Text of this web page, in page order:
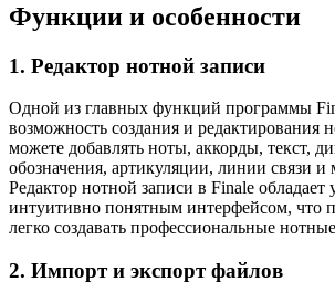
Функции и особенности
1. Редактор нотной записи
Одной из главных функций программы
возможность создания и редактирования
можете добавлять ноты, аккорды, текст,
обозначения, артикуляции, линии связи и
Редактор нотной записи в Finale
интуитивно понятным интерфейсом, что
легко создавать профессиональные
2. Импорт и экспорт файлов